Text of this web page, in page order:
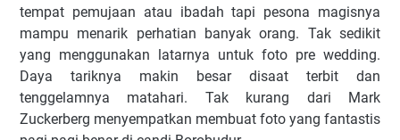
tempat pemujaan atau ibadah tapi pesona magisnya
mampu menarik perhatian banyak orang. Tak sedikit
yang menggunakan latarnya untuk foto pre wedding.
Daya tariknya makin besar disaat terbit dan
tenggelamnya matahari. Tak kurang dari Mark
Zuckerberg menyempatkan membuat foto yang fantastis